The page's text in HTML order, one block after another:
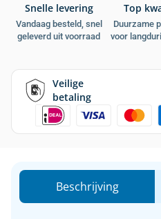
Snelle levering
Vandaag besteld, snel
geleverd uit voorraad
Top
Duurzame
voor
Veilige
betaling
Beschrijving